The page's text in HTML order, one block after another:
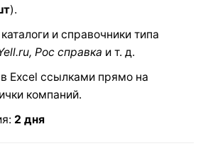
).
и справочники типа
Рос справка и т. д.
Excel ссылками прямо на
компаний.
2 дня